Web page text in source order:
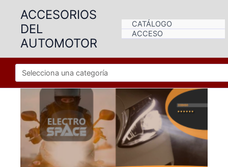
contenido
ACCESORIOS
DEL
AUTOMOTOR
CATÁLOGO
ACCESO